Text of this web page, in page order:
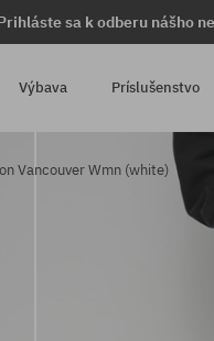
sa k odberu nášho
Výbava Príslušenstvo
Vancouver Wmn (white)